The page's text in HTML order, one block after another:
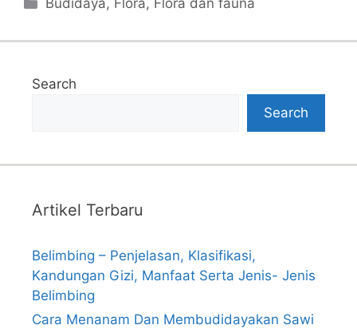
Budidaya, Flora, Flora dan fauna
Search
Search
Artikel Terbaru
Belimbing – Penjelasan, Klasifikasi,
Kandungan Gizi, Manfaat Serta Jenis- Jenis
Belimbing
Cara Menanam Dan Membudidayakan Sawi